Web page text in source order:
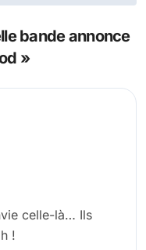
bande annonce
»
celle-là… Ils
!